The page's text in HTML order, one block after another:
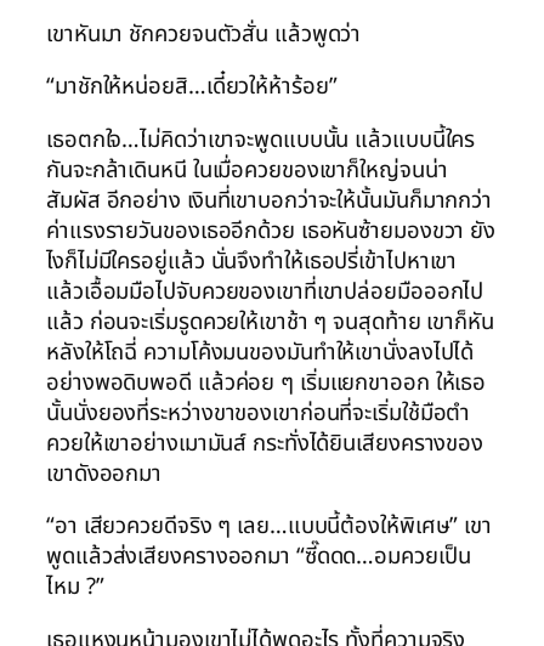
เขาหันมา ชักควยจนตัวสั่น แล้วพูดว่า
“มาชักให้หน่อยสิ…เดี๋ยวให้ห้าร้อย”
เธอตกใจ…ไม่คิดว่าเขาจะพูดแบบนั้น แล้วแบบนี้ใคร
กันจะกล้าเดินหนี ในเมื่อควยของเขาก็ใหญ่จนน่า
สัมผัส อีกอย่าง เงินที่เขาบอกว่าจะให้นั้นมันก็มากกว่า
ค่าแรงรายวันของเธออีกด้วย เธอหันซ้ายมองขวา ยัง
ไงก็ไม่มีใครอยู่แล้ว นั่นจึงทำให้เธอปรี่เข้าไปหาเขา
แล้วเอื้อมมือไปจับควยของเขาที่เขาปล่อยมือออกไป
แล้ว ก่อนจะเริ่มรูดควยให้เขาช้า ๆ จนสุดท้าย เขาก็หัน
หลังให้โถฉี่ ความโค้งมนของมันทำให้เขานั่งลงไปได้
อย่างพอดิบพอดี แล้วค่อย ๆ เริ่มแยกขาออก ให้เธอ
นั้นนั่งยองที่ระหว่างขาของเขาก่อนที่จะเริ่มใช้มือตำ
ควยให้เขาอย่างเมามันส์ กระทั่งได้ยินเสียงครางของ
เขาดังออกมา
“อา เสียวควยดีจริง ๆ เลย…แบบนี้ต้องให้พิเศษ” เขา
พูดแล้วส่งเสียงครางออกมา “ซี๊ดดด…อมควยเป็น
ไหม ?”